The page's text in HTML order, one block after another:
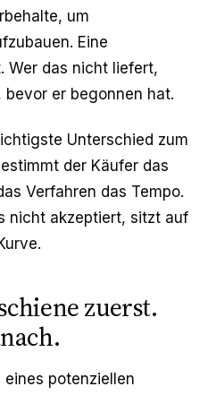
um
Eine
Wer das nicht liefert,
er begonnen hat.
Unterschied zum
der Käufer das
Verfahren das Tempo.
nicht akzeptiert, sitzt auf
zuerst.
potenziellen